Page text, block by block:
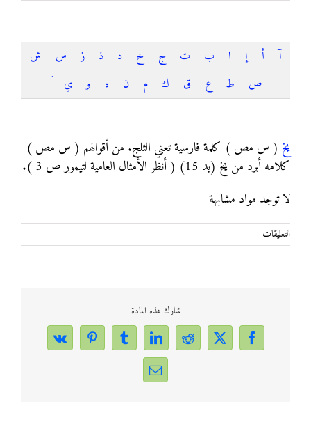
آ أ إ ا ب ت ج خ د ذ ز س
ش
ص
ط ع ق ك م ن ه و ي
يخ ( س مص ) كلمة فارسية تعني الثلج. من أقوالهم ( س مص )
كلامه أبرد من يخ (بد 15) ( أنظر الأمثال العامية لتيمور ص 3 ).
لا توجد مواد مشابهة
التعليقات
يخ
شارك هذه المادة
Facebook
X
Reddit
LinkedIn
Tumblr
Pinterest
Vk
Email